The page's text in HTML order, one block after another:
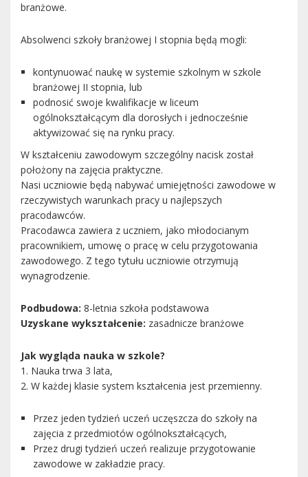
branżowe.
Absolwenci szkoły branżowej I stopnia będą mogli:
kontynuować naukę w systemie szkolnym w szkole
branżowej II stopnia, lub
podnosić swoje kwalifikacje w liceum
ogólnokształcącym dla dorosłych i jednocześnie
aktywizować się na rynku pracy.
W kształceniu zawodowym szczególny nacisk został
położony na zajęcia praktyczne.
Nasi uczniowie będą nabywać umiejętności zawodowe w
rzeczywistych warunkach pracy u najlepszych
pracodawców.
Pracodawca zawiera z uczniem, jako młodocianym
pracownikiem, umowę o pracę w celu przygotowania
zawodowego. Z tego tytułu uczniowie otrzymują
wynagrodzenie.
Podbudowa: 8-letnia szkoła podstawowa
Uzyskane wykształcenie: zasadnicze branżowe
Jak wygląda nauka w szkole?
1. Nauka trwa 3 lata,
2. W każdej klasie system kształcenia jest przemienny.
Przez jeden tydzień uczeń uczęszcza do szkoły na
zajęcia z przedmiotów ogólnokształcących,
Przez drugi tydzień uczeń realizuje przygotowanie
zawodowe w zakładzie pracy.